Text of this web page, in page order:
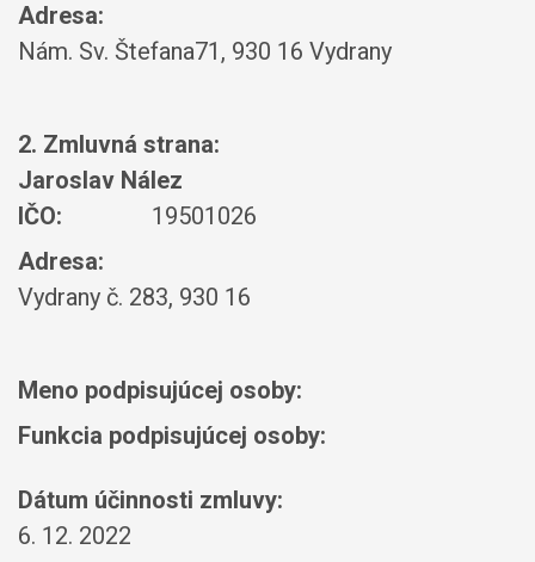
Adresa:
Nám. Sv. Štefana71, 930 16 Vydrany
2. Zmluvná strana:
Jaroslav Nález
IČO:
19501026
Adresa:
Vydrany č. 283, 930 16
Meno podpisujúcej osoby:
Funkcia podpisujúcej osoby:
Dátum účinnosti zmluvy:
6. 12. 2022